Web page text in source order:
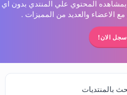
المحتوي علي المنتدي بدون اي
الاعضاء والعديد من المميزات .
سجل الان!
بالمنتديات